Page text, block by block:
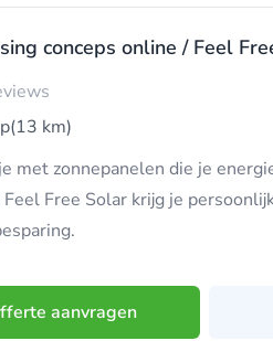
conceps online / Feel
(13 km)
met zonnepanelen die je
Free Solar krijg je
aanvragen